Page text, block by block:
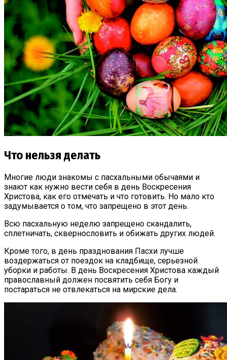
Что нельзя делать
Многие люди знакомы с пасхальными обычаями и
знают как нужно вести себя в день Воскресения
Христова, как его отмечать и что готовить. Но мало кто
задумывается о том, что запрещено в этот день.
Всю пасхальную неделю запрещено скандалить,
сплетничать, сквернословить и обижать других людей.
Кроме того, в день празднования Пасхи лучше
воздержаться от поездок на кладбище, серьезной
уборки и работы. В день Воскресения Христова каждый
православный должен посвятить себя Богу и
постараться не отвлекаться на мирские дела.